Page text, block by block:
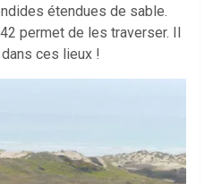
étendues de sable.
permet de les traverser. Il
ces lieux !